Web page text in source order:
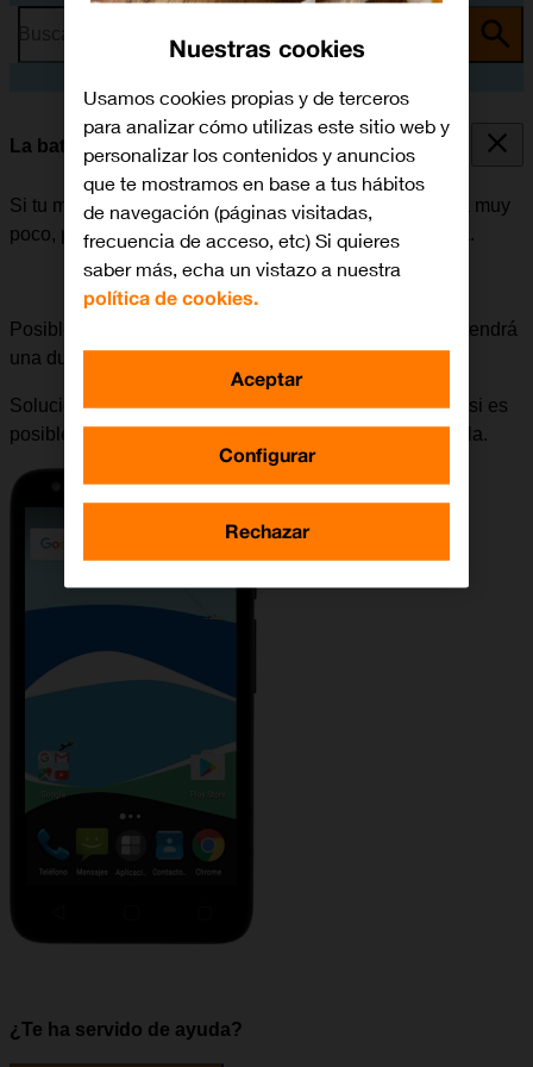
La batería de mi móvil dura poco tiempo
Si tu móvil empieza a gastar mucha batería y esta dura muy
poco, puede haber varias causas posibles al problema.
Posible causa 11 de 11:
Si la batería está defectuosa, tendrá
una duración más corta.
Solución:Visitar la página web del fabricante para ver si es
posible obtener una batería nueva y así poder cambiarla.
¿Te ha servido de ayuda?
Nuestras cookies
Usamos cookies propias y de terceros
para analizar cómo utilizas este sitio web y
personalizar los contenidos y anuncios
que te mostramos en base a tus hábitos
de navegación (páginas visitadas,
frecuencia de acceso, etc) Si quieres
saber más, echa un vistazo a nuestra
política de cookies.
Configurar
Rechazar
Aceptar